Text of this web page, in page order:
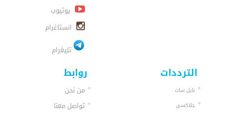
يوتيوب
انستاغرام
تليغرام
الترددات
نايل سات
جلاكسي
روابط
من نحن
تواصل معنا